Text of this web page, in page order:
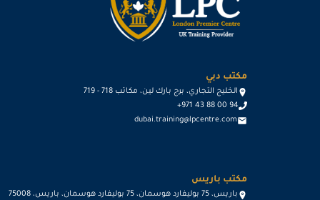
مكتب دبي
الخليج التجاري، برج بارك لين، مكاتب 718 - 719
+971 43 88 00 94
dubai.training@lpcentre.com
مكتب باريس
باريس، 75 بوليفارد هوسمان، 75 بوليفارد هوسمان، باريس، 75008